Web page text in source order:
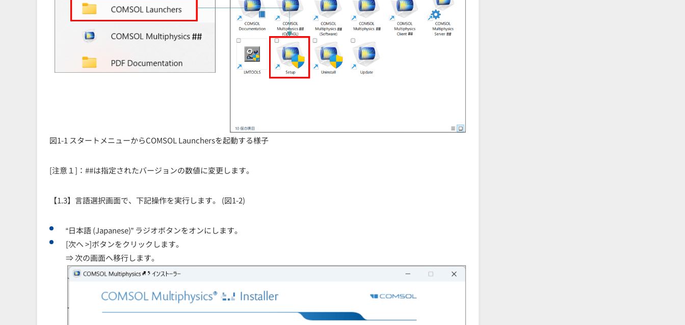
図1-1 スタートメニューからCOMSOL Launchersを起動する様子
[注意１]：##は指定されたバージョンの数値に変更します。
【1.3】言語選択画面で、下記操作を実行します。 (図1-2)
“日本語 (Japanese)” ラジオボタンをオンにします。
[次へ >]ボタンをクリックします。
⇒ 次の画面へ移行します。